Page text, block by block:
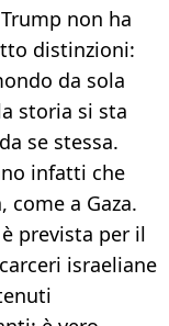
non ha
distinzioni:
da sola
storia si sta
se stessa.
infatti che
come a Gaza.
prevista per il
israeliane